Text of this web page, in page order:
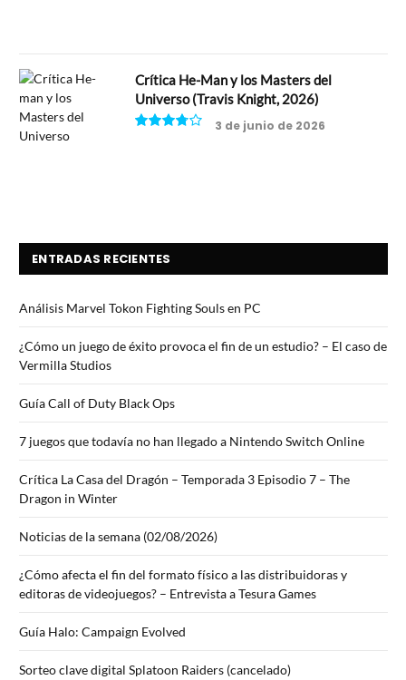
Crítica He-Man y los Masters del
Universo (Travis Knight, 2026)
3 de junio de 2026
ENTRADAS RECIENTES
Análisis Marvel Tokon Fighting Souls en PC
¿Cómo un juego de éxito provoca el fin de un estudio? – El caso de
Vermilla Studios
Guía Call of Duty Black Ops
7 juegos que todavía no han llegado a Nintendo Switch Online
Crítica La Casa del Dragón – Temporada 3 Episodio 7 – The
Dragon in Winter
Noticias de la semana (02/08/2026)
¿Cómo afecta el fin del formato físico a las distribuidoras y
editoras de videojuegos? – Entrevista a Tesura Games
Guía Halo: Campaign Evolved
Sorteo clave digital Splatoon Raiders (cancelado)